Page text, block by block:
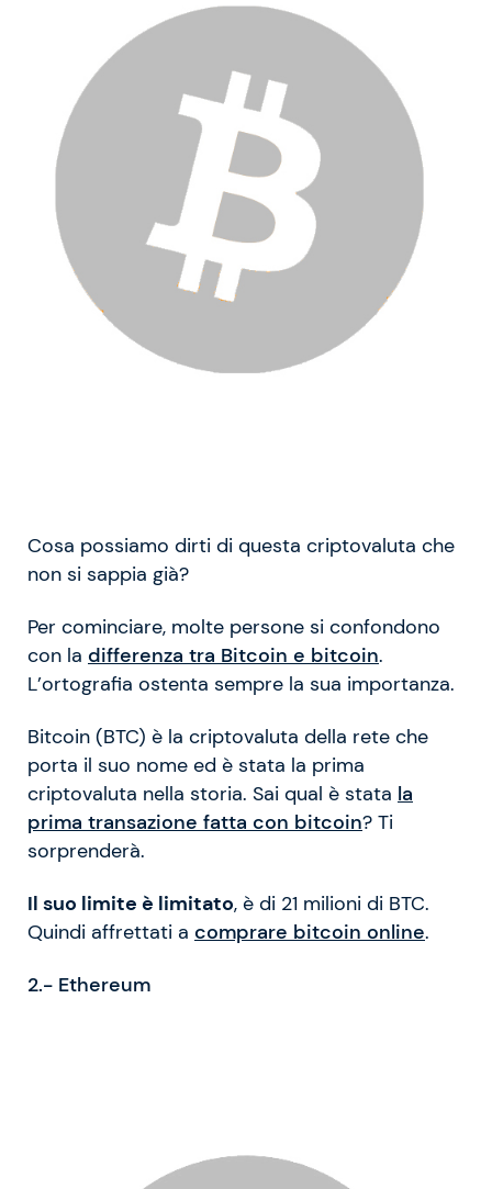
Cosa possiamo dirti di questa criptovaluta che
non si sappia già?
Per cominciare, molte persone si confondono
con la differenza tra Bitcoin e bitcoin.
L’ortografia ostenta sempre la sua importanza.
Bitcoin (BTC) è la criptovaluta della rete che
porta il suo nome ed è stata la prima
criptovaluta nella storia. Sai qual è stata la
prima transazione fatta con bitcoin? Ti
sorprenderà.
Il suo limite è limitato, è di 21 milioni di BTC.
Quindi affrettati a comprare bitcoin online.
2.- Ethereum